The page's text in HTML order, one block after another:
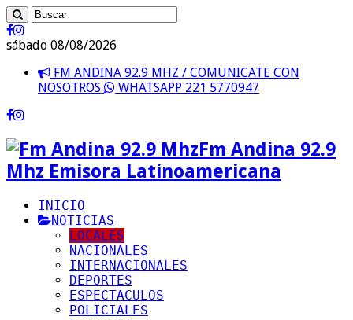
sábado 08/08/2026
FM ANDINA 92.9 MHZ / COMUNICATE CON
NOSOTROS
WHATSAPP 221 5770947
Fm Andina 92.9
Mhz Emisora Latinoamericana
INICIO
NOTICIAS
LOCALES
NACIONALES
INTERNACIONALES
DEPORTES
ESPECTACULOS
POLICIALES